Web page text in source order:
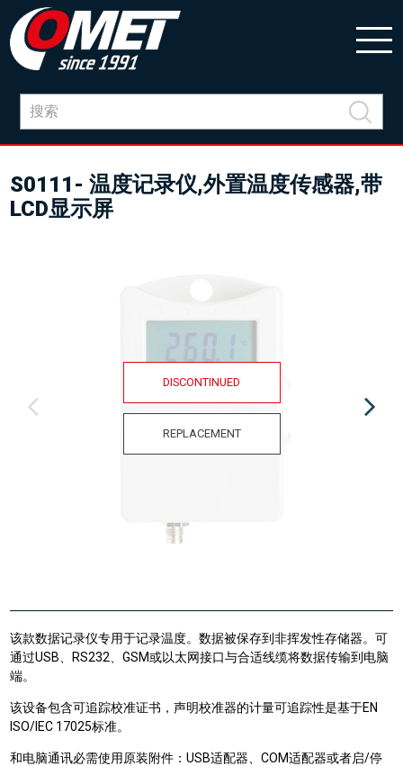
S0111- 温度记录仪,外置温度传感器,带
LCD显示屏
DISCONTINUED
REPLACEMENT
该款数据记录仪专用于记录温度。数据被保存到非挥发性存储器。可
通过USB、RS232、GSM或以太网接口与合适线缆将数据传输到电脑
端。
该设备包含可追踪校准证书，声明校准器的计量可追踪性是基于EN
ISO/IEC 17025标准。
和电脑通讯必需使用原装附件：USB适配器、COM适配器或者启/停